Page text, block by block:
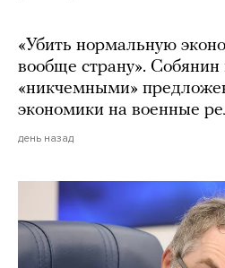
«Убить нормальную
вообще страну». Собянин
«никчемными»
экономики на военные
день назад